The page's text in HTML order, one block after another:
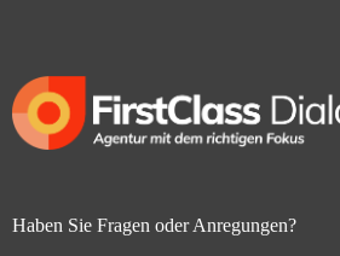
Haben Sie Fragen oder Anregungen?